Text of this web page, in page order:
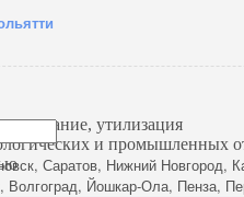
, Саратов, Нижний Новгород,
, Волгоград, Йошкар-Ола, Пенза,
утилизация
и промышленных